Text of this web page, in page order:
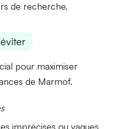
de recherche.
pour maximiser
de Marmof.
imprécises ou vagues.